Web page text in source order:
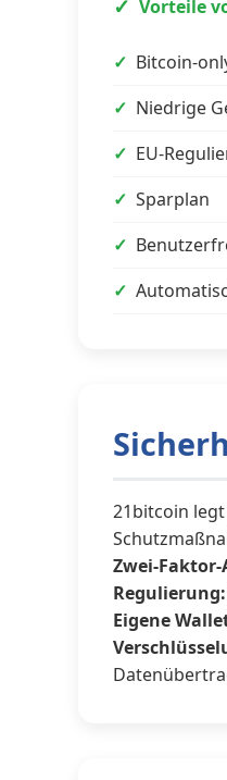
Vorteile
Bitcoin-
Niedrige
EU-
Sparplan
21bitcoin
Zwei-
Regulierung:
Eigene